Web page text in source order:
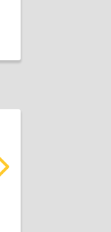
ИП Власенко Анна